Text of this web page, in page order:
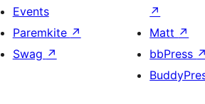
Events
Paremkite ↗
Swag ↗
↗
Matt ↗
bbPress ↗